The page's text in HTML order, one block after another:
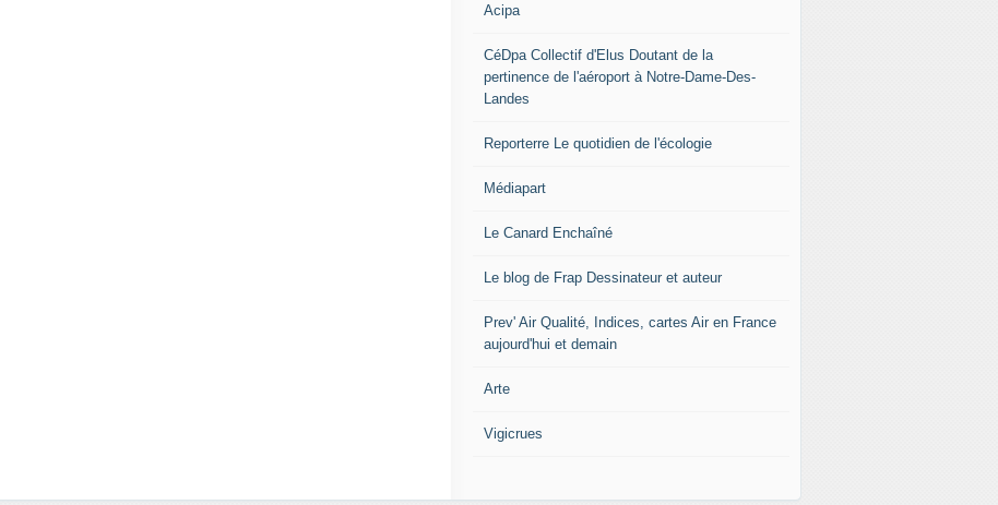
Acipa
CéDpa Collectif d'Elus Doutant de la
pertinence de l'aéroport à Notre-Dame-Des-
Landes
Reporterre Le quotidien de l'écologie
Médiapart
Le Canard Enchaîné
Le blog de Frap Dessinateur et auteur
Prev' Air Qualité, Indices, cartes Air en France
aujourd'hui et demain
Arte
Vigicrues